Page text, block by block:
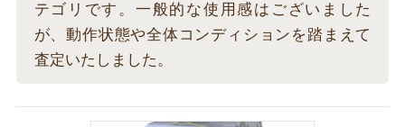
テゴリです。一般的な使用感はございました
が、動作状態や全体コンディションを踏まえて
査定いたしました。